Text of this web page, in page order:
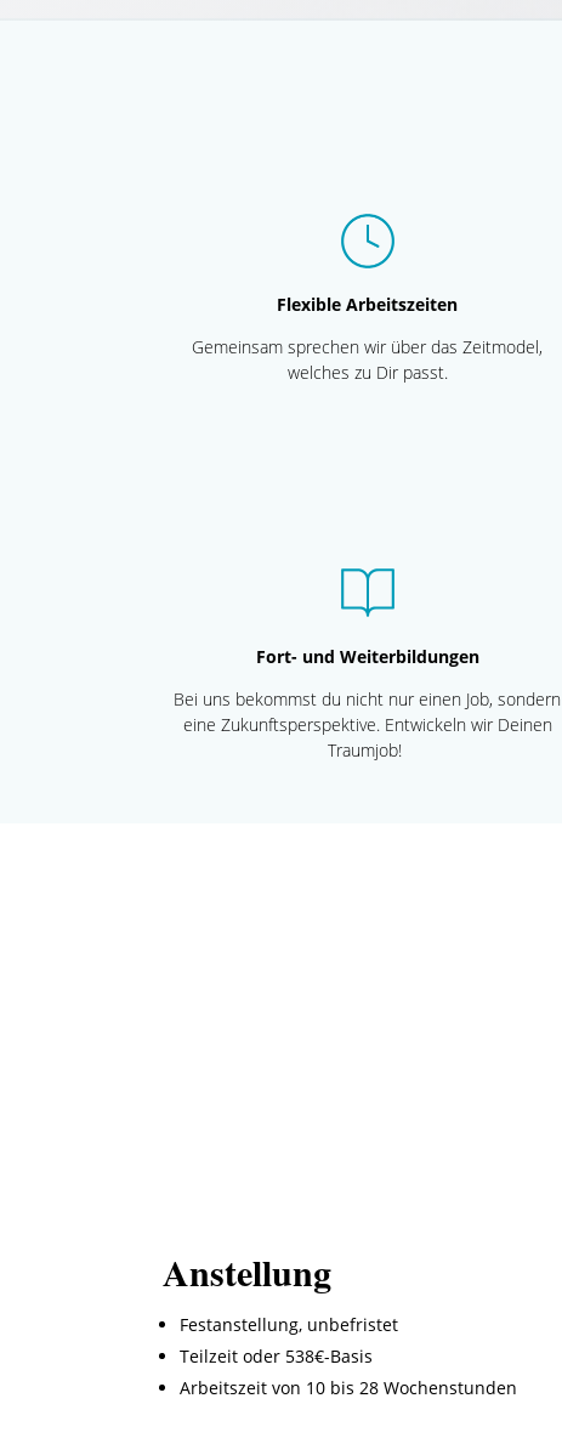
Flexible Arbeitszeiten
Gemeinsam sprechen wir über das Zeitmodel,
welches zu Dir passt.
Fort- und Weiterbildungen
Bei uns bekommst du nicht nur einen Job, sondern
eine Zukunftsperspektive. Entwickeln wir Deinen
Traumjob!
Anstellung
Festanstellung, unbefristet
Teilzeit oder 538€-Basis
Arbeitszeit von 10 bis 28 Wochenstunden